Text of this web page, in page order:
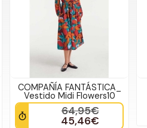
COMPAÑÍA FANTÁSTICA_
Vestido Midi Flowers10
64,95€
45,46€